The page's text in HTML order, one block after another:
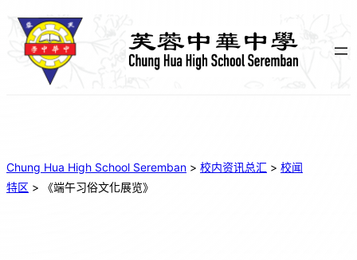
Chung Hua High School Seremban > 校内资讯总汇 > 校闻
特区 > 《端午习俗文化展览》